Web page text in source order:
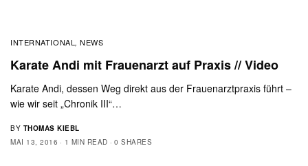
INTERNATIONAL,NEWS
Karate Andi mit Frauenarzt auf Praxis // Video
Karate Andi, dessen Weg direkt aus der Frauenarztpraxis führt –
wie wir seit „Chronik III“…
BY THOMAS KIEBL
MAI 13, 2016
1 MIN READ 0 SHARES